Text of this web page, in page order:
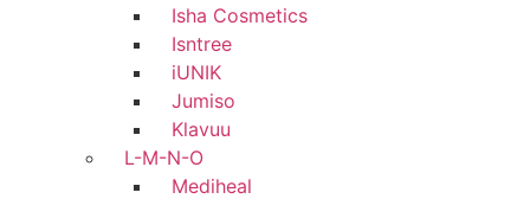
Isha Cosmetics
Isntree
iUNIK
Jumiso
Klavuu
L-M-N-O
Mediheal